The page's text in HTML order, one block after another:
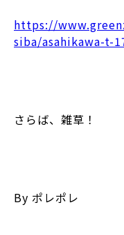
https://
siba/asahikawa-t-
さらば、雑草！
By ポレポレ